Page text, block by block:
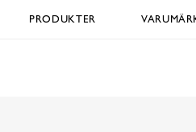
PRODUKTER